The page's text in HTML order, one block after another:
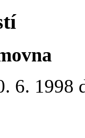
6. 1998